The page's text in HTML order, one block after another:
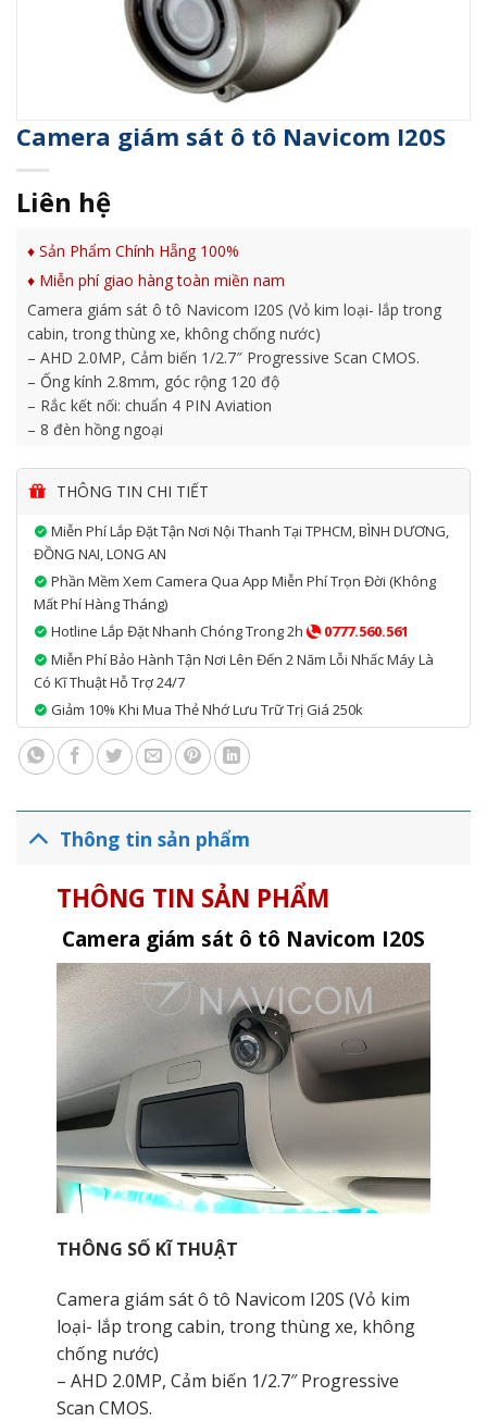
Camera giám sát ô tô Navicom I20S
Liên hệ
♦ Sản Phẩm Chính Hẵng 100%
♦ Miễn phí giao hàng toàn miền nam
Camera giám sát ô tô Navicom I20S (Vỏ kim loại- lắp trong
cabin, trong thùng xe, không chống nước)
– AHD 2.0MP, Cảm biến 1/2.7″ Progressive Scan CMOS.
– Ống kính 2.8mm, góc rộng 120 độ
– Rắc kết nối: chuẩn 4 PIN Aviation
– 8 đèn hồng ngoại
– Vỏ hợp kim, màu nâu
– Kích thước: 77mm*63mm*90mm
– Cân nặng: 0.27kg
– Dải nhiệt hoạt động -40oC – 90oC
– Vị trí thường lắp ốp trần trong cabin, khoang hành khách,
trong thùng xe
THÔNG TIN CHI TIẾT
Miễn Phí Lắp Đặt Tận Nơi Nội Thanh Tại TPHCM, BÌNH DƯƠNG,
ĐỒNG NAI, LONG AN
Phần Mềm Xem Camera Qua App Miễn Phí Trọn Đời (không
Mất Phí Hàng Tháng)
Hotline Lắp Đặt Nhanh Chóng Trong 2h
0777.560.561
Miễn Phí Bảo Hành Tận Nơi Lên Đến 2 Năm Lỗi Nhấc Máy Là
Có Kĩ Thuật Hỗ Trợ 24/7
Giảm 10% Khi Mua Thẻ Nhớ Lưu Trữ Trị Giá 250k
Thông tin sản phẩm
THÔNG TIN SẢN PHẨM
Camera giám sát ô tô Navicom I20S
THÔNG SỐ KĨ THUẬT
Camera giám sát ô tô Navicom I20S (Vỏ kim
loại- lắp trong cabin, trong thùng xe, không
chống nước)
– AHD 2.0MP, Cảm biến 1/2.7″ Progressive
Scan CMOS.